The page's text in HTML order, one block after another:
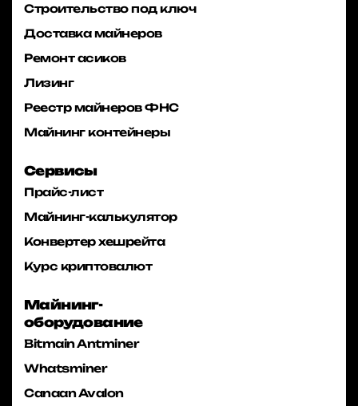
Строительство под ключ
Доставка майнеров
Ремонт асиков
Лизинг
Реестр майнеров ФНС
Майнинг контейнеры
Сервисы
Прайс-лист
Майнинг-калькулятор
Конвертер хешрейта
Курс криптовалют
Майнинг-
оборудование
Bitmain Antminer
Whatsminer
Canaan Avalon